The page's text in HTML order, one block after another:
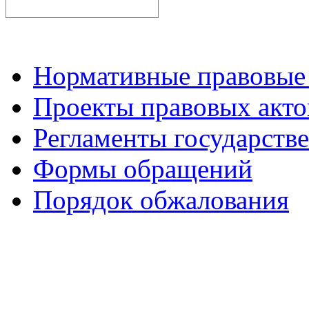
Нормативные
Проекты правовых
Регламенты
Формы обращений
Порядок обжалования